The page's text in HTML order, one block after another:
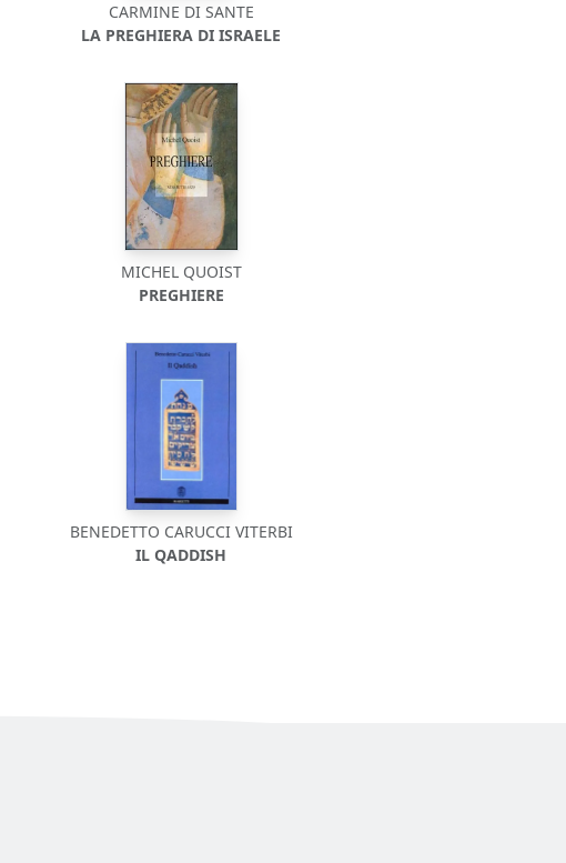
CARMINE DI SANTE
LA PREGHIERA DI ISRAELE
MICHEL QUOIST
PREGHIERE
BENEDETTO CARUCCI VITERBI
IL QADDISH